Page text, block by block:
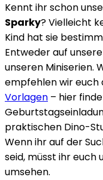
Kennt ihr schon
Sparky? Vielleicht
Kind hat sie
Entweder auf
unseren Miniserien.
empfehlen wir euch
Vorlagen – hier
praktischen Dino-
Wenn ihr auf der
seid, müsst ihr euch
umsehen.